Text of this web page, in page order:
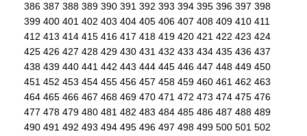
386 387 388 389 390 391 392 393 394 395 396 397 398
399 400 401 402 403 404 405 406 407 408 409 410 411
412 413 414 415 416 417 418 419 420 421 422 423 424
425 426 427 428 429 430 431 432 433 434 435 436 437
438 439 440 441 442 443 444 445 446 447 448 449 450
451 452 453 454 455 456 457 458 459 460 461 462 463
464 465 466 467 468 469 470 471 472 473 474 475 476
477 478 479 480 481 482 483 484 485 486 487 488 489
490 491 492 493 494 495 496 497 498 499 500 501 502